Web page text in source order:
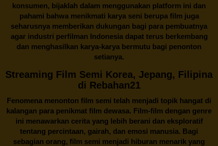
konsumen, bijaklah dalam menggunakan platform ini dan
pahami bahwa menikmati karya seni berupa film juga
seharusnya memberikan dukungan bagi para pembuatnya
agar industri perfilman Indonesia dapat terus berkembang
dan menghasilkan karya-karya bermutu bagi penonton
setianya.
Streaming Film Semi Korea, Jepang, Filipina
di Rebahan21
Fenomena menonton film semi telah menjadi topik hangat di
kalangan para penikmat film dewasa. Film-film dengan genre
ini menawarkan cerita yang lebih berani dan eksploratif
tentang percintaan, gairah, dan emosi manusia. Bagi
sebagian orang, film semi menjadi hiburan menarik yang